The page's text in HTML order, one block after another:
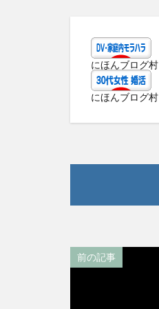
にほんブログ村
にほんブログ村
前の記事